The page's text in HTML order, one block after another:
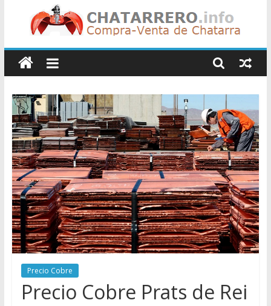
Chatarreros
–
Precio
de
Chatarra
Directorio
de
Chatarreros
para
vender
Chatarra
Precio Cobre
Precio Cobre Prats de Rei